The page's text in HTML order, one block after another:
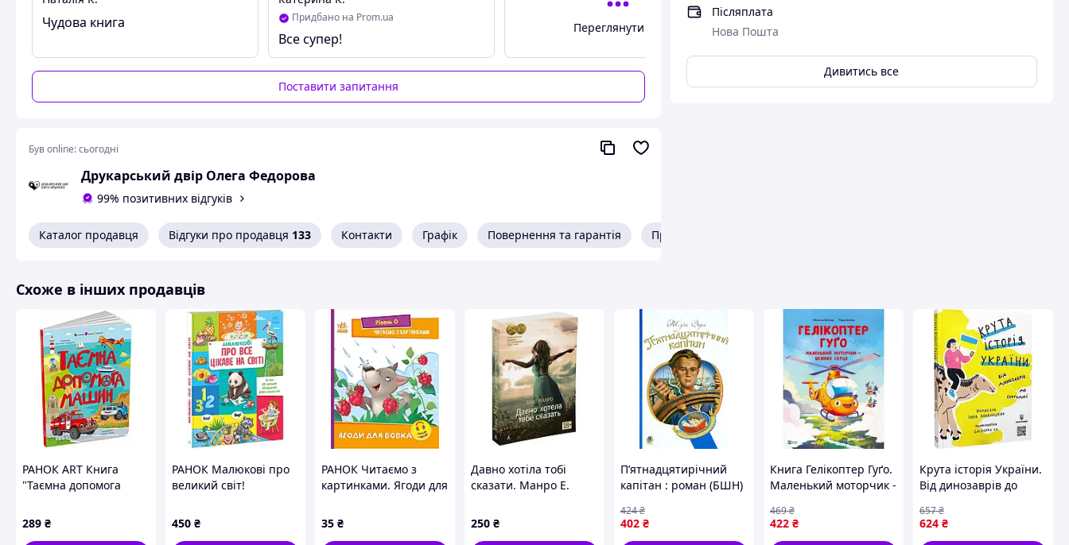
Післяплата
Нова Пошта
Дивитись все
Тип поліграфічного паперу
Вага
Розгром — восьма книга легендарної української журналістки Наташі Влащенко.
У ній вона розповідає, як і хто громив в Україні свободу слова,
роблячи лицемірство та хибний патріотизм — всеосяжним,
єдино можливим стандартом.
Чудова книга Придбано на Prom.ua
Все супер!
Переглянути всі
Поставити запитання
Був online:сьогодні
Друкарський двір Олега Федорова
99% позитивних відгуків
Каталог продавця Відгуки про продавця 133 Контакти Графік Повернення та гарантія Про продавця
Схоже в інших продавців
РАНОК ART Книга
"Таємна допомога
289 ₴
РАНОК Малюкові про
великий світ!
цікаве на світі.
450 ₴
РАНОК Читаємо з
картинками. Ягоди для
35 ₴
Давно хотіла тобі
сказати. Манро Е.
250 ₴
П’ятнадцятирічний
капітан : роман (БШН)
402 ₴
424₴
Книга Гелікоптер Гуґо.
Маленький моторчик -
Міхаєль Енґлер Vivat
(9786171709119)
422 ₴
469₴
Крута історія України.
Від динозаврів до
624 ₴
657₴